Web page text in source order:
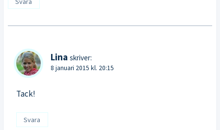
Lina skriver:
8 januari 2015 kl. 20:15
Tack!
Svara